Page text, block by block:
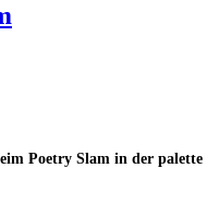
Poetry Slam in der palette